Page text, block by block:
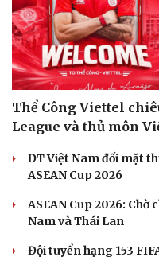
Du lịch
Tư vấn
Săn Tour
Thể Công Viettel
League và thủ môn
ĐT Việt Nam đối mặt
ASEAN Cup 2026
ASEAN Cup 2026:
Nam và Thái Lan
Đội tuyển hạng 153